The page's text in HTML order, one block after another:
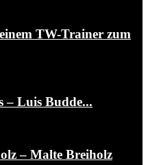
TW-Trainer zum
– Luis Budde...
– Malte Breiholz